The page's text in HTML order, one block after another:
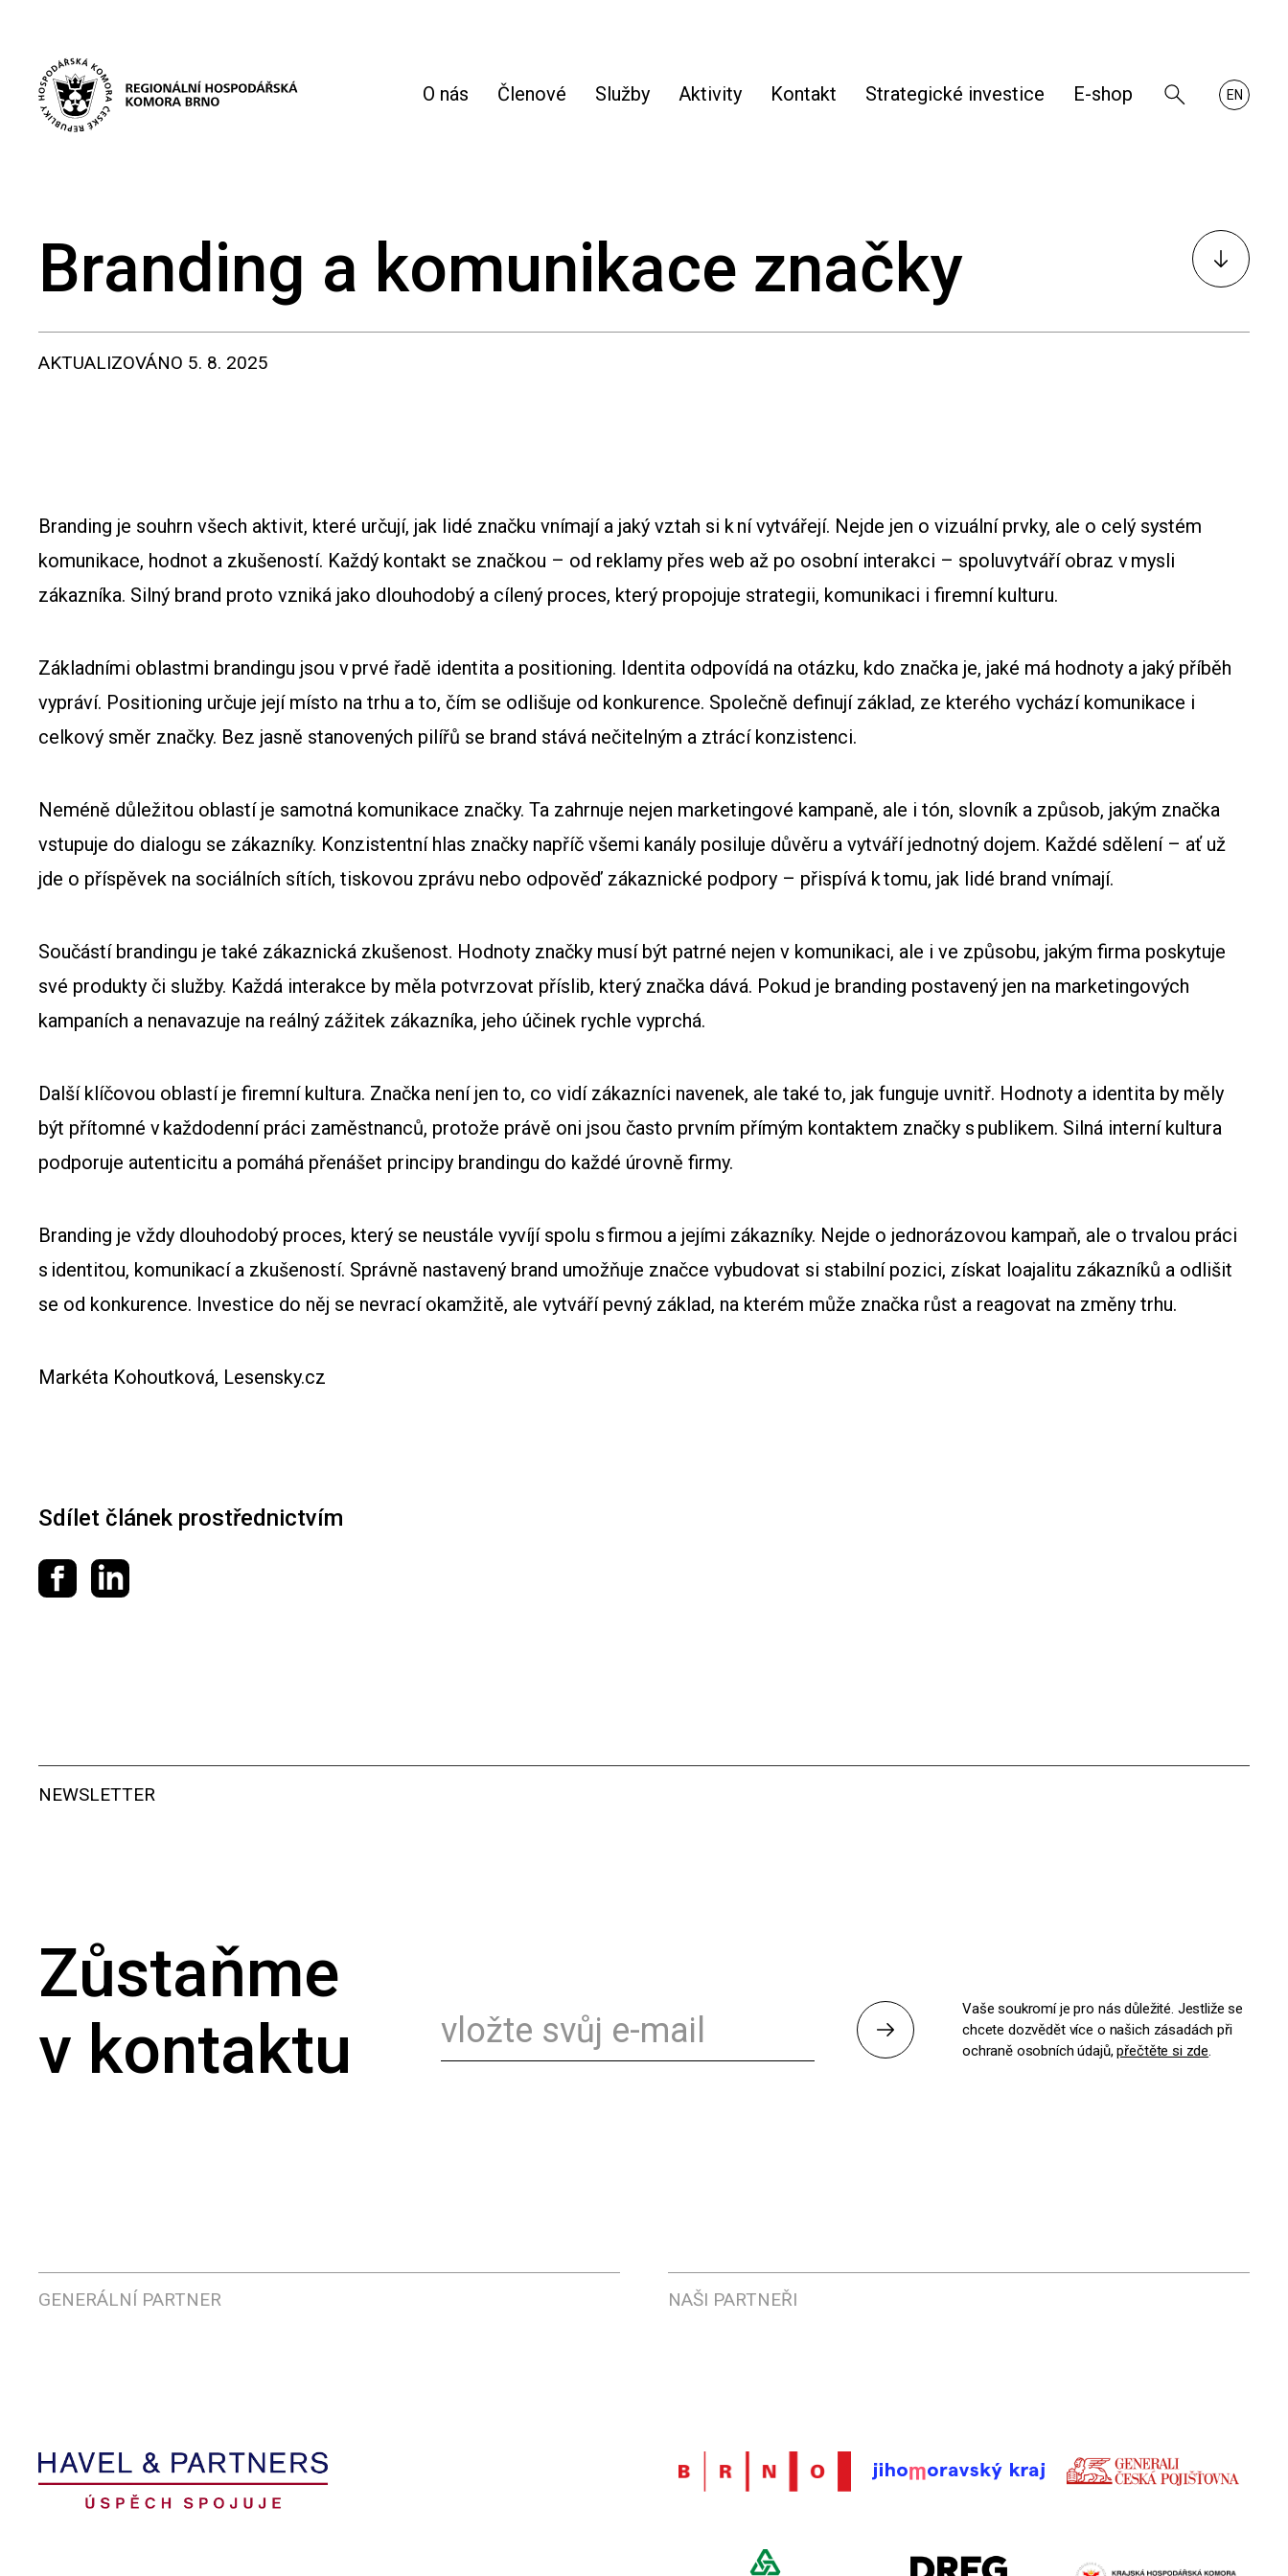
O nás Členové Služby Aktivity Kontakt Strategické investice E-shop
ZobrazitEN
About
Branding a komunikace značky
K
obsahu
AKTUALIZOVÁNO 5. 8. 2025
Branding je souhrn všech aktivit, které určují, jak lidé značku vnímají a jaký vztah si k ní vytvářejí. Nejde jen o vizuální prvky, ale o celý systém
komunikace, hodnot a zkušeností. Každý kontakt se značkou – od reklamy přes web až po osobní interakci – spoluvytváří obraz v mysli
zákazníka. Silný brand proto vzniká jako dlouhodobý a cílený proces, který propojuje strategii, komunikaci i firemní kulturu.
Základními oblastmi brandingu jsou v prvé řadě identita a positioning. Identita odpovídá na otázku, kdo značka je, jaké má hodnoty a jaký příběh
vypráví. Positioning určuje její místo na trhu a to, čím se odlišuje od konkurence. Společně definují základ, ze kterého vychází komunikace i
celkový směr značky. Bez jasně stanovených pilířů se brand stává nečitelným a ztrácí konzistenci.
Neméně důležitou oblastí je samotná komunikace značky. Ta zahrnuje nejen marketingové kampaně, ale i tón, slovník a způsob, jakým značka
vstupuje do dialogu se zákazníky. Konzistentní hlas značky napříč všemi kanály posiluje důvěru a vytváří jednotný dojem. Každé sdělení – ať už
jde o příspěvek na sociálních sítích, tiskovou zprávu nebo odpověď zákaznické podpory – přispívá k tomu, jak lidé brand vnímají.
Součástí brandingu je také zákaznická zkušenost. Hodnoty značky musí být patrné nejen v komunikaci, ale i ve způsobu, jakým firma poskytuje
své produkty či služby. Každá interakce by měla potvrzovat příslib, který značka dává. Pokud je branding postavený jen na marketingových
kampaních a nenavazuje na reálný zážitek zákazníka, jeho účinek rychle vyprchá.
Další klíčovou oblastí je firemní kultura. Značka není jen to, co vidí zákazníci navenek, ale také to, jak funguje uvnitř. Hodnoty a identita by měly
být přítomné v každodenní práci zaměstnanců, protože právě oni jsou často prvním přímým kontaktem značky s publikem. Silná interní kultura
podporuje autenticitu a pomáhá přenášet principy brandingu do každé úrovně firmy.
Branding je vždy dlouhodobý proces, který se neustále vyvíjí spolu s firmou a jejími zákazníky. Nejde o jednorázovou kampaň, ale o trvalou práci
s identitou, komunikací a zkušeností. Správně nastavený brand umožňuje značce vybudovat si stabilní pozici, získat loajalitu zákazníků a odlišit
se od konkurence. Investice do něj se nevrací okamžitě, ale vytváří pevný základ, na kterém může značka růst a reagovat na změny trhu.
Markéta Kohoutková, Lesensky.cz
Sdílet článek prostřednictvím
Sdílet na Facebooku
Sdílet na LinkedIn
NEWSLETTER
Zůstaňme
v kontaktu
Odeslat
Vaše soukromí je pro nás důležité. Jestliže se
chcete dozvědět více o našich zásadách při
ochraně osobních údajů,přečtěte si zde.
GENERÁLNÍ PARTNER NAŠI PARTNEŘI